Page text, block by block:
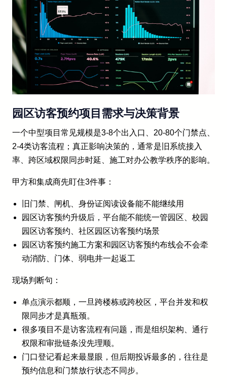
园区访客预约项目需求与决策背景
一个中型项目常见规模是3-8个出入口、20-80个门禁点、
2-4类访客流程；真正影响决策的，通常是旧系统接入
率、跨区域权限同步时延、施工对办公教学秩序的影响。
甲方和集成商先盯住3件事：
旧门禁、闸机、身份证阅读设备能不能继续用
园区访客预约升级后，平台能不能统一管园区、校园
园区访客预约、社区园区访客预约场景
园区访客预约施工方案和园区访客预约布线会不会牵
动消防、门体、弱电井一起返工
现场判断句：
单点演示都顺，一旦跨楼栋或跨校区，平台并发和权
限同步才是真瓶颈。
很多项目不是访客流程有问题，而是组织架构、通行
权限和审批链条没先理顺。
门口登记看起来最显眼，但后期投诉最多的，往往是
预约信息和门禁放行状态不同步。